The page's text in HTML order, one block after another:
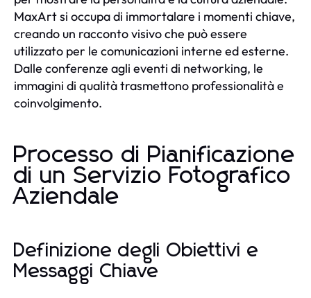
MaxArt si occupa di immortalare i momenti chiave,
creando un racconto visivo che può essere
utilizzato per le comunicazioni interne ed esterne.
Dalle conferenze agli eventi di networking, le
immagini di qualità trasmettono professionalità e
coinvolgimento.
Processo di Pianificazione
di un Servizio Fotografico
Aziendale
Definizione degli Obiettivi e
Messaggi Chiave